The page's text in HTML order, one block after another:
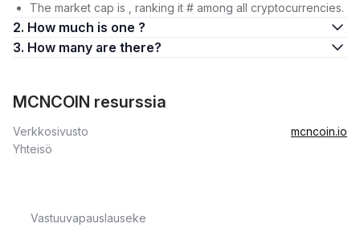
The market cap is , ranking it # among all cryptocurrencies.
2. How much is one ?
3. How many are there?
MCNCOIN resurssia
Verkkosivusto
mcncoin.io
Yhteisö
Vastuuvapauslauseke